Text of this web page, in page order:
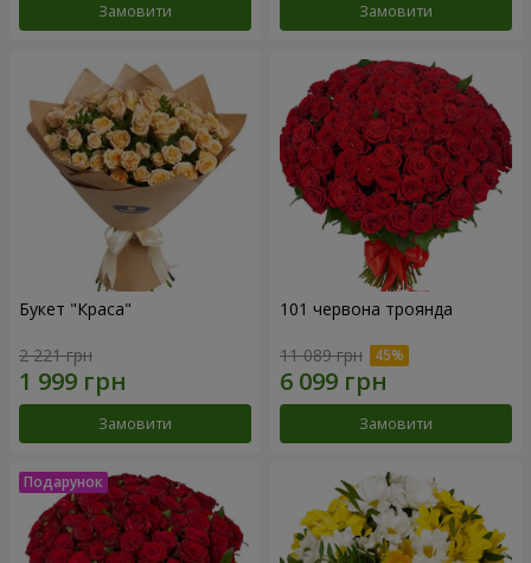
Замовити Замовити
Букет "Краса"
2 221 грн
Замовити
101 червона троянда
11 089 грн
Замовити